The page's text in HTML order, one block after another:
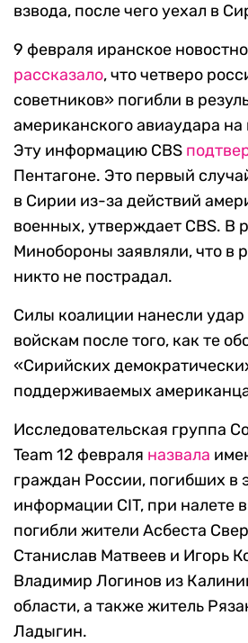
взвода, после чего уехал в
9 февраля иранское
рассказало, что четверо
советников» погибли в
американского авиаудара
Эту информацию CBS
Пентагоне. Это первый
в Сирии из-за действий
военных, утверждает CBS. В
Минобороны заявляли, что в
никто не пострадал.
Силы коалиции нанесли
войскам после того, как те
«Сирийских
поддерживаемых
Исследовательская группа
Team 12 февраля назвала
граждан России, погибших в
информации CIT, при налете
погибли жители Асбеста
Станислав Матвеев и Игорь
Владимир Логинов из
области, а также житель
Ладыгин.